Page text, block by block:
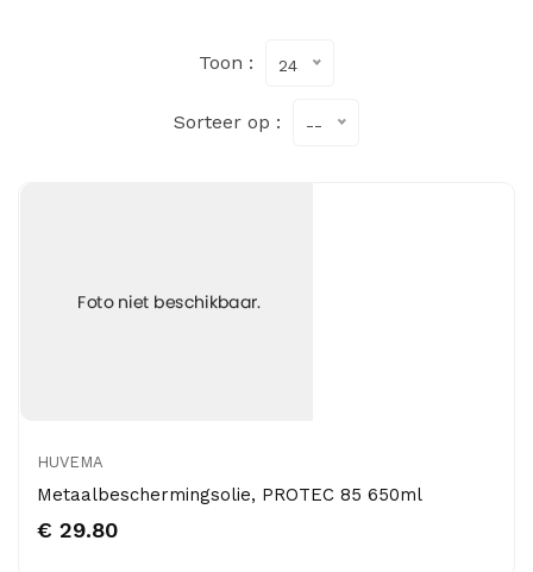
Toon : 24
Sorteer op : --
HUVEMA
Metaalbeschermingsolie, PROTEC 85 650ml
€ 29.80